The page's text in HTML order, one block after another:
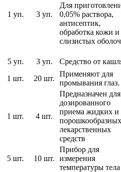
1 уп. 3 уп.
Для
0,05% раствора,
антисептик,
обработка кожи и
слизистых
5 уп. 3 уп.
Средство от
1 шт. 20 шт.
Применяют для
промывания глаз.
1 шт. 4 шт.
Предназначен для
дозированного
приема жидких и
порошкообразных
лекарственных
средств
5 шт. 10 шт.
Прибор для
измерения
температуры тела